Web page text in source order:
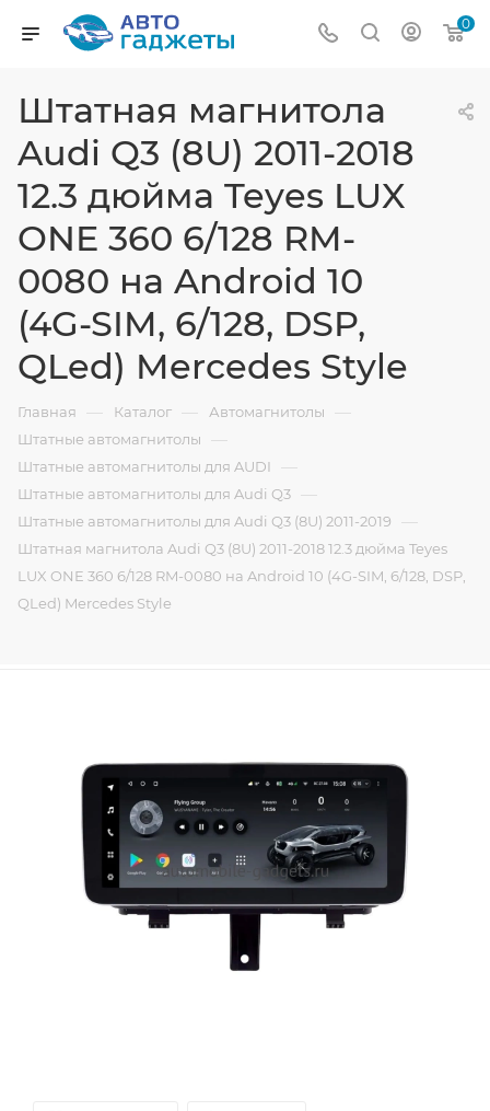
0
Штатная магнитола
Audi Q3 (8U) 2011-2018
12.3 дюйма Teyes LUX
ONE 360 6/128 RM-
0080 на Android 10
(4G-SIM, 6/128, DSP,
QLed) Mercedes Style
Главная — Каталог — Автомагнитолы —
Штатные автомагнитолы —
Штатные автомагнитолы для AUDI —
Штатные автомагнитолы для Audi Q3 —
Штатные автомагнитолы для Audi Q3 (8U) 2011-2019 —
Штатная магнитола Audi Q3 (8U) 2011-2018 12.3 дюйма Teyes
LUX ONE 360 6/128 RM-0080 на Android 10 (4G-SIM, 6/128, DSP,
QLed) Mercedes Style